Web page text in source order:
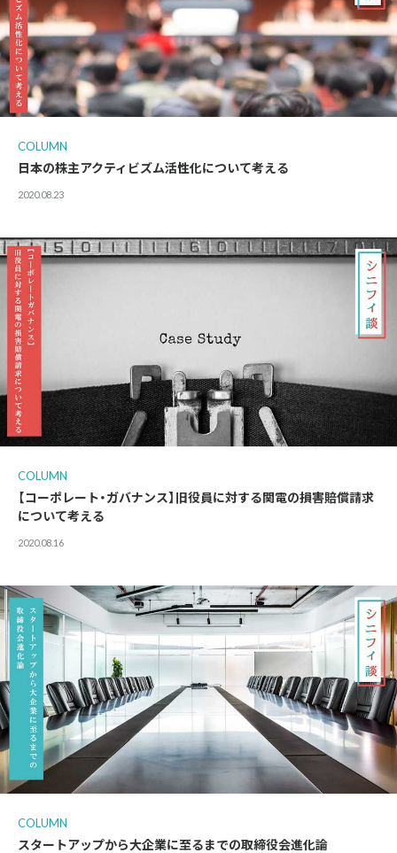
COLUMN
日本の株主アクティビズム活性化について考える
2020.08.23
COLUMN
【コーポレート・ガバナンス】旧役員に対する関電の損害賠償請求
について考える
2020.08.16
COLUMN
スタートアップから大企業に至るまでの取締役会進化論